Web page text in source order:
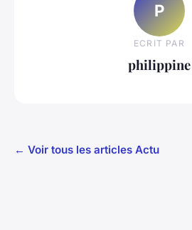
P
ECRIT PAR
philippine
← Voir tous les articles Actu